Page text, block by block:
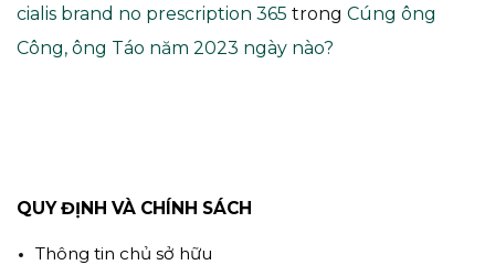
cialis brand no prescription 365 trong Cúng ông
Công, ông Táo năm 2023 ngày nào?
QUY ĐỊNH VÀ CHÍNH SÁCH
Thông tin chủ sở hữu